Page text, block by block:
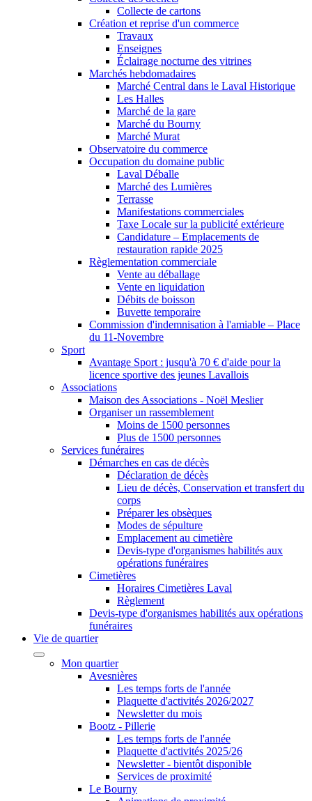
Collecte de cartons
Création et reprise d'un commerce
Travaux
Enseignes
Éclairage nocturne des vitrines
Marchés hebdomadaires
Marché Central dans le Laval Historique
Les Halles
Marché de la gare
Marché du Bourny
Marché Murat
Observatoire du commerce
Occupation du domaine public
Laval Déballe
Marché des Lumières
Terrasse
Manifestations commerciales
Taxe Locale sur la publicité extérieure
Candidature – Emplacements de
restauration rapide 2025
Règlementation commerciale
Vente au déballage
Vente en liquidation
Débits de boisson
Buvette temporaire
Commission d'indemnisation à l'amiable – Place
du 11-Novembre
Sport
Avantage Sport : jusqu'à 70 € d'aide pour la
licence sportive des jeunes Lavallois
Associations
Maison des Associations - Noël Meslier
Organiser un rassemblement
Moins de 1500 personnes
Plus de 1500 personnes
Services funéraires
Démarches en cas de décès
Déclaration de décès
Lieu de décès, Conservation et transfert du
corps
Préparer les obsèques
Modes de sépulture
Emplacement au cimetière
Devis-type d'organismes habilités aux
opérations funéraires
Cimetières
Horaires Cimetières Laval
Règlement
Devis-type d'organismes habilités aux opérations
funéraires
Vie de quartier
Mon quartier
Avesnières
Les temps forts de l'année
Plaquette d'activités 2026/2027
Newsletter du mois
Bootz - Pillerie
Les temps forts de l'année
Plaquette d'activités 2025/26
Newsletter - bientôt disponible
Services de proximité
Le Bourny